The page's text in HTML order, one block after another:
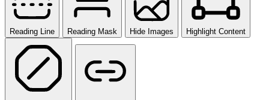
Reading Line Reading Mask Hide Images Highlight Content